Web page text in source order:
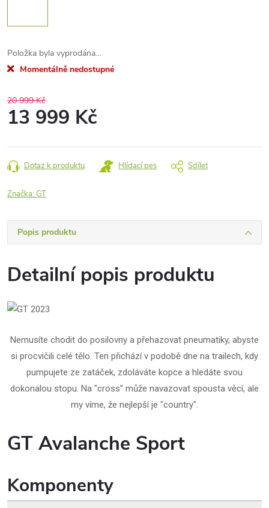
Položka byla vyprodána…
Momentálně nedostupné
20 999 Kč
13 999 Kč
cena:
Dotaz k produktu Hlídací pes Sdílet
Značka:GT
Popis produktu
Detailní popis produktu
Nemusíte chodit do posilovny a přehazovat pneumatiky, abyste
si procvičili celé tělo. Ten přichází v podobě dne na trailech, kdy
pumpujete ze zatáček, zdoláváte kopce a hledáte svou
dokonalou stopu. Na "cross" může navazovat spousta věcí, ale
my víme, že nejlepší je "country".
GT Avalanche Sport
Komponenty